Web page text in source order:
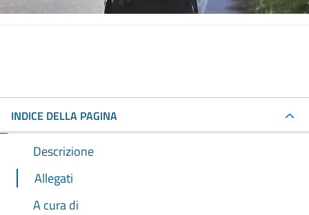
INDICE DELLA PAGINA
Descrizione
Allegati
A cura di